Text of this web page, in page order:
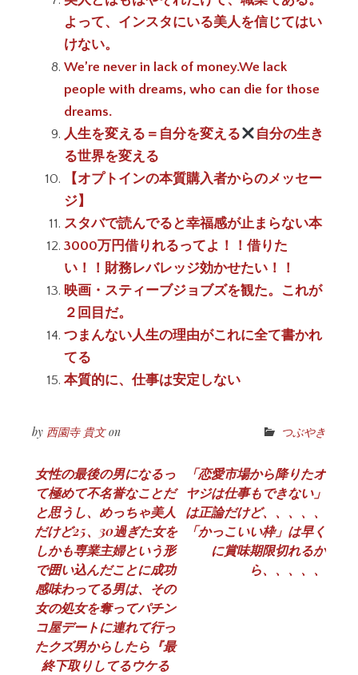
よって、インスタにいる美人を信じてはい
けない。
We’re never in lack of money.We lack
people with dreams, who can die for those
dreams.
人生を変える＝自分を変える
自分の生き
る世界を変える
【オプトインの本質購入者からのメッセー
ジ】
スタバで読んでると幸福感が止まらない本
3000万円借りれるってよ！！借りた
い！！財務レバレッジ効かせたい！！
映画・スティーブジョブズを観た。これが
２回目だ。
つまんない人生の理由がこれに全て書かれ
てる
本質的に、仕事は安定しない
by 西園寺 貴文on つぶやき
投
稿
ナ
ビ
ゲ
ー
シ
女性の最後の男になるっ
て極めて不名誉なことだ
と思うし、めっちゃ美人
だけど25、30過ぎた女を
しかも専業主婦という形
で囲い込んだことに成功
感味わってる男は、その
女の処女を奪ってパチン
コ屋デートに連れて行っ
たクズ男からしたら『最
終下取りしてるウケる
「恋愛市場から降りたオ
ヤジは仕事もできない」
は正論だけど、、、、、
「かっこいい枠」は早く
に賞味期限切れるか
ら、、、、、